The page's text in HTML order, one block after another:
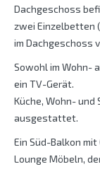
Dachgeschoss
zwei Einzelbetten
im Dachgeschoss
Sowohl im Wohn-
ein TV-Gerät.
Küche, Wohn- und
ausgestattet.
Ein Süd-Balkon
Lounge Möbeln,